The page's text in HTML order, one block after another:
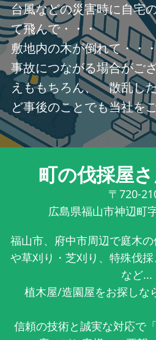
台風などの災害時に自宅
て飛んで・・・
敷地内の木が倒れて・・・
事故につながる場合がご
えももちろん、 散乱し
ど事後のことでも当社を
町の伐採屋
〒720-
広島県福山市神辺町
福山市、府中市周辺で庭木
や草刈り・芝刈り、特殊伐
など...
植木屋/造園屋をお探しな
信頼の技術と誠実な対応で